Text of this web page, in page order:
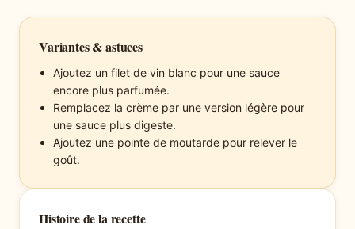
Variantes & astuces
Ajoutez un filet de vin blanc pour une sauce
encore plus parfumée.
Remplacez la crème par une version légère pour
une sauce plus digeste.
Ajoutez une pointe de moutarde pour relever le
goût.
Histoire de la recette